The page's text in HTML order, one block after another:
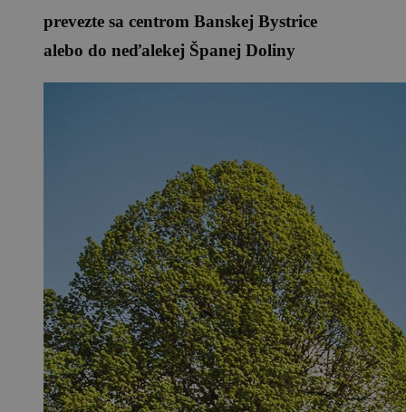
prevezte sa centrom Banskej Bystrice
alebo do neďalekej Španej Doliny